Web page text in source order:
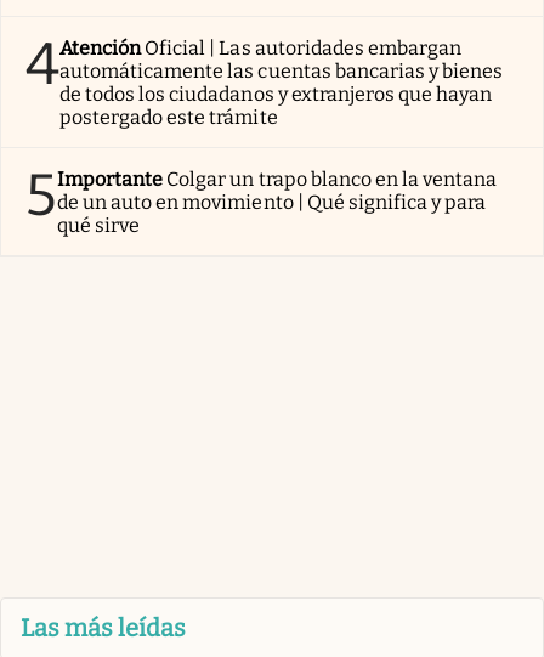
4AtenciónOficial | Las autoridades embargan
automáticamente las cuentas bancarias y bienes
de todos los ciudadanos y extranjeros que hayan
postergado este trámite
5Importante Colgar un trapo blanco en la ventana
de un auto en movimiento | Qué significa y para
qué sirve
Las más leídas